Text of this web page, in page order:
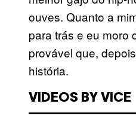
ouves. Quanto a
para trás e eu moro
provável que,
história.
VIDEOS BY VICE